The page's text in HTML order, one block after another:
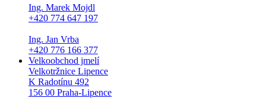
Ing. Marek Mojdl
+420 774 647 197
Ing. Jan Vrba
+420 776 166 377
Velkoobchod jmelí
Velkotržnice Lipence
K Radotínu 492
156 00 Praha-Lipence